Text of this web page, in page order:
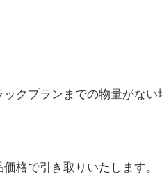
ックプランまでの物量がない
格で引き取りいたします。